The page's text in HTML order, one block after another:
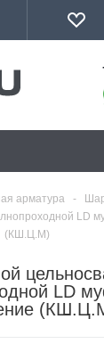
арматура -
LD
(КШ.Ц.М)
LD